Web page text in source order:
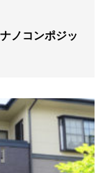
ノコンポジッ